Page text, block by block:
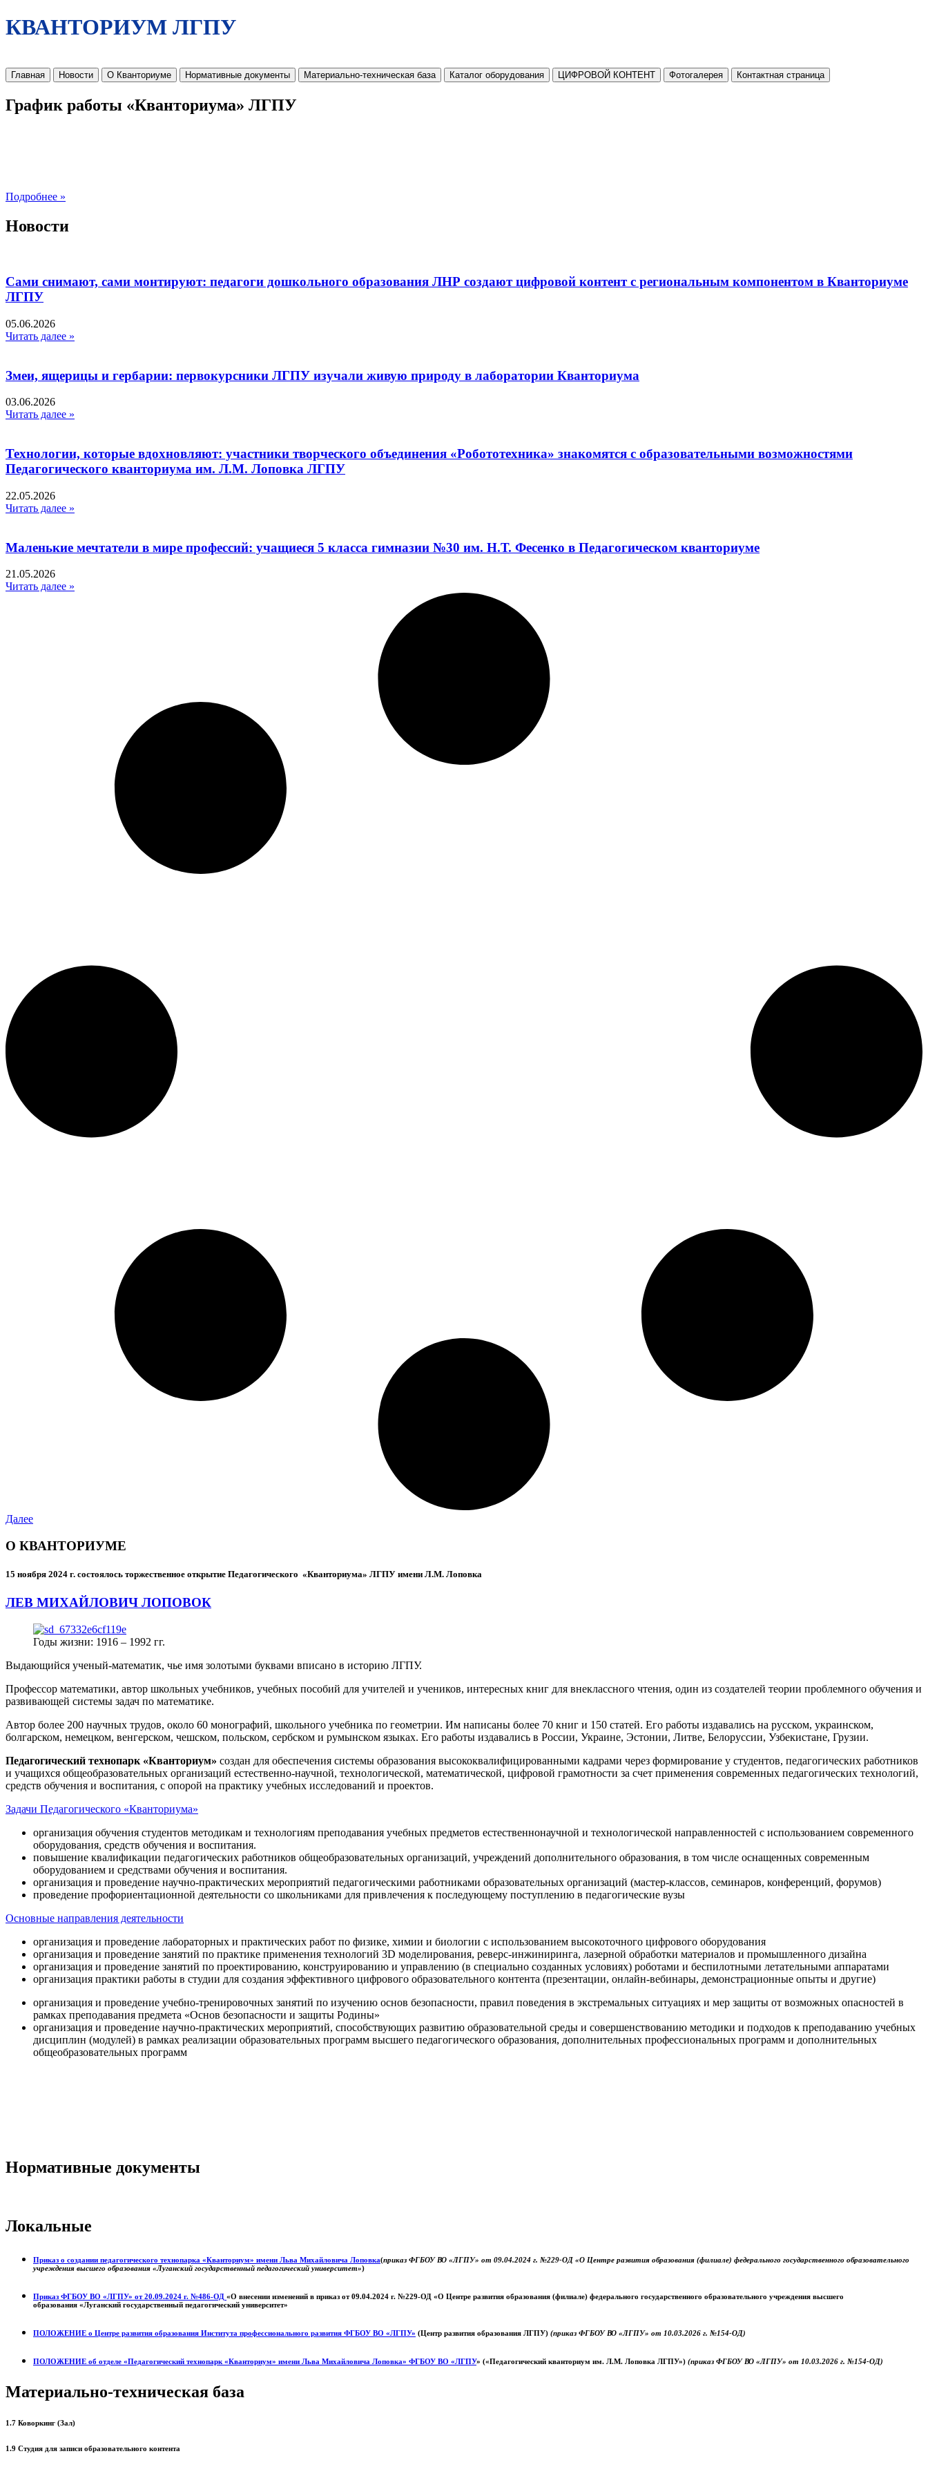
КВАНТОРИУМ ЛГПУ
Главная Новости О Кванториуме Нормативные документы Материально-техническая база Каталог оборудования ЦИФРОВОЙ КОНТЕНТ Фотогалерея Контактная страница
График работы «Кванториума» ЛГПУ
Подробнее »
Новости
Сами снимают, сами монтируют: педагоги дошкольного образования ЛНР создают цифровой контент с региональным компонентом в Кванториуме
ЛГПУ​
05.06.2026
Читать далее »
Змеи, ящерицы и гербарии: первокурсники ЛГПУ изучали живую природу в лаборатории Кванториума
03.06.2026
Читать далее »
Технологии, которые вдохновляют: участники творческого объединения «Робототехника» знакомятся с образовательными возможностями
Педагогического кванториума им. Л.М. Лоповка ЛГПУ
22.05.2026
Читать далее »
Маленькие мечтатели в мире профессий: учащиеся 5 класса гимназии №30 им. Н.Т. Фесенко в Педагогическом кванториуме
21.05.2026
Читать далее »
Далее
О КВАНТОРИУМЕ
15 ноября 2024 г. состоялось торжественное открытие Педагогического «Кванториума» ЛГПУ имени Л.М. Лоповка
ЛЕВ МИХАЙЛОВИЧ ЛОПОВОК
Годы жизни: 1916 – 1992 гг.
Выдающийся ученый-математик, чье имя золотыми буквами вписано в историю ЛГПУ.
Профессор математики, автор школьных учебников, учебных пособий для учителей и учеников, интересных книг для внеклассного чтения, один из создателей теории проблемного обучения и
развивающей системы задач по математике.
Автор более 200 научных трудов, около 60 монографий, школьного учебника по геометрии. Им написаны более 70 книг и 150 статей. Его работы издавались на русском, украинском,
болгарском, немецком, венгерском, чешском, польском, сербском и румынском языках. Его работы издавались в России, Украине, Эстонии, Литве, Белоруссии, Узбекистане, Грузии.
Педагогический технопарк «Кванториум» создан для обеспечения системы образования высококвалифицированными кадрами через формирование у студентов, педагогических работников
и учащихся общеобразовательных организаций естественно-научной, технологической, математической, цифровой грамотности за счет применения современных педагогических технологий,
средств обучения и воспитания, с опорой на практику учебных исследований и проектов.
Задачи Педагогического «Кванториума»
организация обучения студентов методикам и технологиям преподавания учебных предметов естественнонаучной и технологической направленностей с использованием современного
оборудования, средств обучения и воспитания.
повышение квалификации педагогических работников общеобразовательных организаций, учреждений дополнительного образования, в том числе оснащенных современным
оборудованием и средствами обучения и воспитания.
организация и проведение научно-практических мероприятий педагогическими работниками образовательных организаций (мастер-классов, семинаров, конференций, форумов)
проведение профориентационной деятельности со школьниками для привлечения к последующему поступлению в педагогические вузы
Основные направления деятельности
организация и проведение лабораторных и практических работ по физике, химии и биологии с использованием высокоточного цифрового оборудования
организация и проведение занятий по практике применения технологий 3D моделирования, реверс-инжиниринга, лазерной обработки материалов и промышленного дизайна
организация и проведение занятий по проектированию, конструированию и управлению (в специально созданных условиях) роботами и беспилотными летательными аппаратами
организация практики работы в студии для создания эффективного цифрового образовательного контента (презентации, онлайн-вебинары, демонстрационные опыты и другие)
организация и проведение учебно-тренировочных занятий по изучению основ безопасности, правил поведения в экстремальных ситуациях и мер защиты от возможных опасностей в
рамках преподавания предмета «Основ безопасности и защиты Родины»
организация и проведение научно-практических мероприятий, способствующих развитию образовательной среды и совершенствованию методики и подходов к преподаванию учебных
дисциплин (модулей) в рамках реализации образовательных программ высшего педагогического образования, дополнительных профессиональных программ и дополнительных
общеобразовательных программ
Нормативные документы
Локальные
Приказ о создании педагогического технопарка «Кванториум» имени Льва Михайловича Лоповка(приказ ФГБОУ ВО «ЛГПУ» от 09.04.2024 г. №229-ОД «О Центре развития образования (филиале) федерального государственного образовательного
учреждения высшего образования «Луганский государственный педагогический университет»)
Приказ ФГБОУ ВО «ЛГПУ» от 20.09.2024 г. №486-ОД «О внесении изменений в приказ от 09.04.2024 г. №229-ОД «О Центре развития образования (филиале) федерального государственного образовательного учреждения высшего
образования «Луганский государственный педагогический университет»
ПОЛОЖЕНИЕ о Центре развития образования Института профессионального развития ФГБОУ ВО «ЛГПУ» (Центр развития образования ЛГПУ) (приказ ФГБОУ ВО «ЛГПУ» от 10.03.2026 г. №154-ОД)
ПОЛОЖЕНИЕ об отделе «Педагогический технопарк «Кванториум» имени Льва Михайловича Лоповка» ФГБОУ ВО «ЛГПУ» («Педагогический кванториум им. Л.М. Лоповка ЛГПУ») (приказ ФГБОУ ВО «ЛГПУ» от 10.03.2026 г. №154-ОД)
Материально-техническая база
1.7 Коворкинг (Зал)
1.9 Студия для записи образовательного контента